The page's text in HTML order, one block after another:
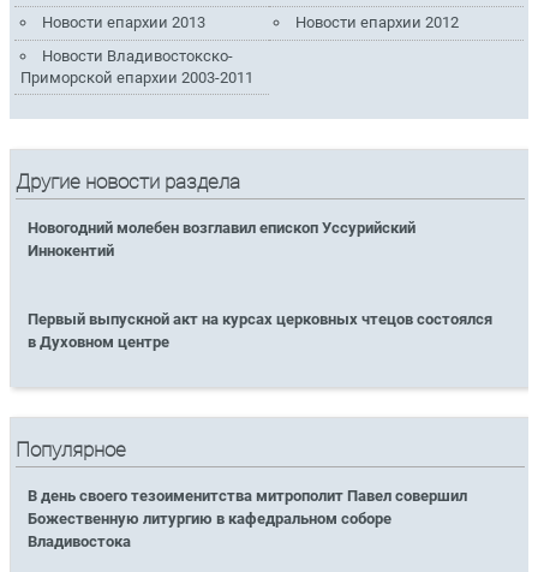
Новости епархии 2013
Новости епархии 2012
Новости Владивостокско-
Приморской епархии 2003-2011
Другие новости раздела
Новогодний молебен возглавил епископ Уссурийский
Иннокентий
Первый выпускной акт на курсах церковных чтецов состоялся
в Духовном центре
Популярное
В день своего тезоименитства митрополит Павел совершил
Божественную литургию в кафедральном соборе
Владивостока